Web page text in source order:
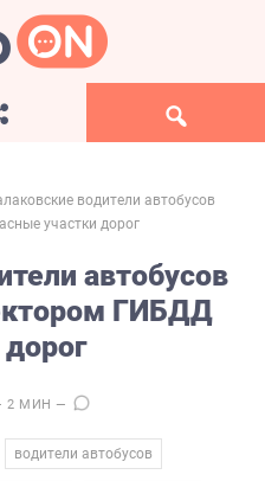
водители автобусов
участки дорог
автобусов
ГИБДД
2 МИН —
водители автобусов